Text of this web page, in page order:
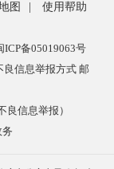
图
使用帮助
ICP备05019063号
信息举报方式 邮
良信息举报）